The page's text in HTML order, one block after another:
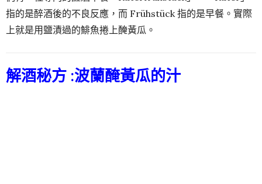
指的是醉酒後的不良反應，而 Frühstück 指的是早餐。實際
上就是用鹽漬過的鯡魚捲上醃黃瓜。
解酒秘方 :波蘭醃黃瓜的汁